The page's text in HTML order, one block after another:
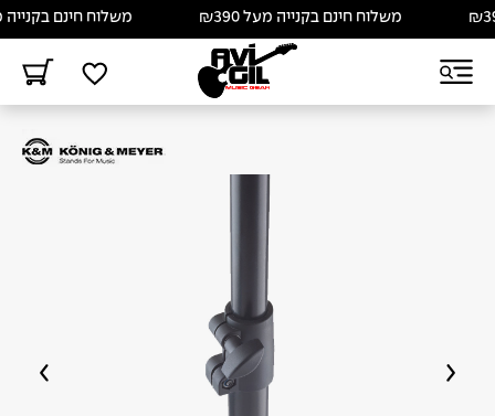
משלוח חינם בקנייה מעל ₪390 משלוח חינם בקנייה מעל